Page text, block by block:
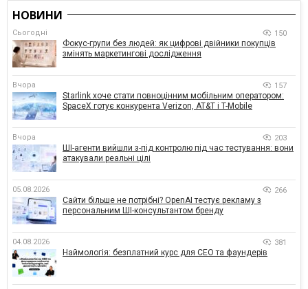
НОВИНИ
Сьогодні 150
Фокус-групи без людей: як цифрові двійники покупців
змінять маркетингові дослідження
Вчора 157
Starlink хоче стати повноцінним мобільним оператором:
SpaceX готує конкурента Verizon, AT&T і T-Mobile
Вчора 203
ШІ-агенти вийшли з-під контролю під час тестування: вони
атакували реальні цілі
05.08.2026 266
Сайти більше не потрібні? OpenAI тестує рекламу з
персональним ШІ-консультантом бренду
04.08.2026 381
Наймологія: безплатний курс для CEO та фаундерів